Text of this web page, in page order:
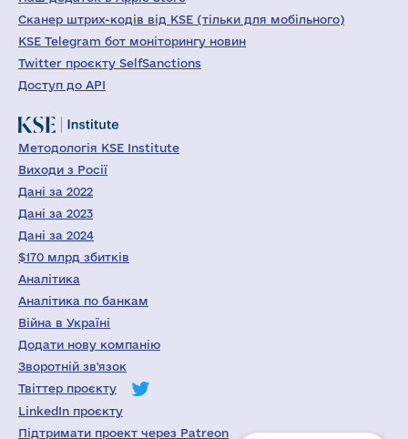
Сканер штрих-кодів від KSE (тільки для мобільного)
KSE Telegram бот моніторингу новин
Twitter проєкту SelfSanctions
Доступ до API
Методологія KSE Institute
Виходи з Росії
Дані за 2022
Дані за 2023
Дані за 2024
$170 млрд збитків
Аналітика
Аналітика по банкам
Війна в Україні
Додати нову компанію
Зворотній зв'язок
Твіттер проєкту
LinkedIn проєкту
Підтримати проект через Patreon